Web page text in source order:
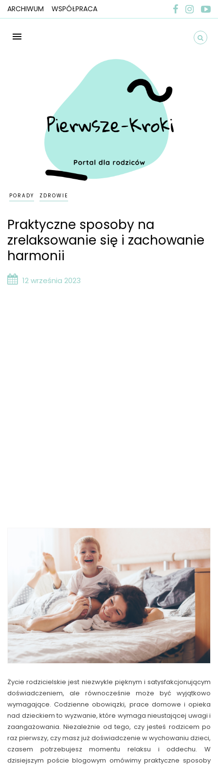
ARCHIWUM WSPÓŁPRACA
PORADY ZDROWIE
Praktyczne sposoby na
zrelaksowanie się i zachowanie
harmonii
12 września 2023
Życie rodzicielskie jest niezwykle pięknym i satysfakcjonującym
doświadczeniem, ale równocześnie może być wyjątkowo
wymagające. Codzienne obowiązki, prace domowe i opieka
nad dzieckiem to wyzwanie, które wymaga nieustającej uwagi i
zaangażowania. Niezależnie od tego, czy jesteś rodzicem po
raz pierwszy, czy masz już doświadczenie w wychowaniu dzieci,
czasem potrzebujesz momentu relaksu i oddechu. W
dzisiejszym poście blogowym omówimy praktyczne sposoby